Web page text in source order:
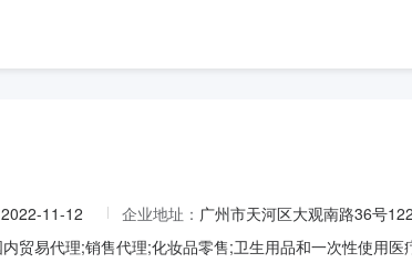
2022-11-12 企业地址： 广州市天河区大观南路36号